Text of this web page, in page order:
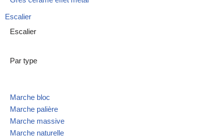
Escalier
Escalier
Par type
Marche bloc
Marche palière
Marche massive
Marche naturelle